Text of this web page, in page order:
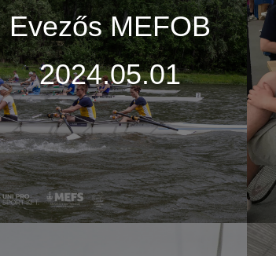
Evezős MEFOB
2024.05.01